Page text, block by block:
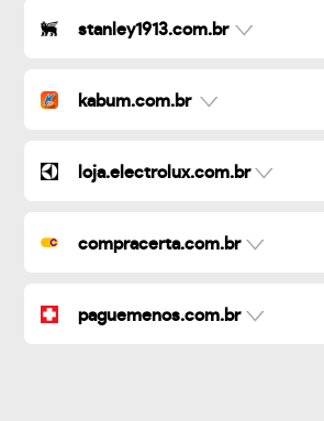
stanley1913.com.br
kabum.com.br
loja.electrolux.com.br
compracerta.com.br
paguemenos.com.br